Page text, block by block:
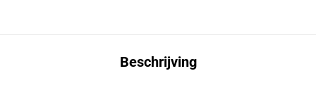
Beschrijving